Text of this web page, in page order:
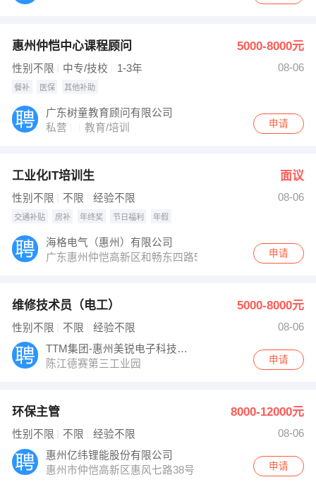
惠州仲恺中心课程顾问 5000-8000元
性别不限 中专/技校 1-3年 08-06
餐补 医保 其他补助
广东树童教育顾问有限公司
私营
教育/培训 申请
工业化IT培训生 面议
性别不限 不限 经验不限 08-06
交通补贴 房补 年终奖 节日福利 年假
海格电气（惠州）有限公司
广东惠州仲恺高新区和畅东四路5号
申请
维修技术员（电工） 5000-8000元
性别不限 不限 经验不限
08-06
TTM集团-惠州美锐电子科技有限公司
陈江德赛第三工业园
申请
环保主管 8000-12000元
性别不限 不限 经验不限
08-06
惠州亿纬锂能股份有限公司
惠州市仲恺高新区惠风七路38号
申请